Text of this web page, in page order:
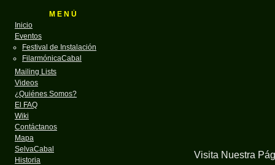
M E N Ú
Inicio
Eventos
Festival de Instalación
FilarmónicaCabal
Mailing Lists
Videos
¿Quiénes Somos?
El FAQ
Wiki
Contáctanos
Mapa
SelvaCabal
Historia
Visita Nuestra